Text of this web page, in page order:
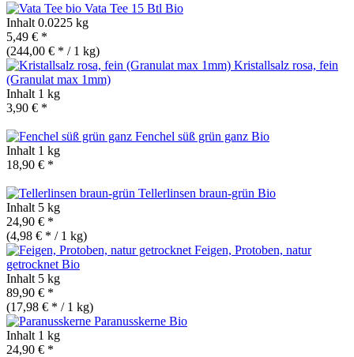
Vata Tee 15 Btl Bio
Inhalt 0.0225 kg
5,49 € *
(244,00 € * / 1 kg)
Kristallsalz rosa, fein
(Granulat max 1mm)
Inhalt 1 kg
3,90 € *
Fenchel süß grün ganz Bio
Inhalt 1 kg
18,90 € *
Tellerlinsen braun-grün Bio
Inhalt 5 kg
24,90 € *
(4,98 € * / 1 kg)
Feigen, Protoben, natur
getrocknet Bio
Inhalt 5 kg
89,90 € *
(17,98 € * / 1 kg)
Paranusskerne Bio
Inhalt 1 kg
24,90 € *